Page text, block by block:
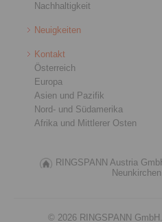
Nachhaltigkeit
Neuigkeiten
Kontakt
Österreich
Europa
Asien und Pazifik
Nord- und Südamerika
Afrika und Mittlerer Osten
RINGSPANN Austria
Neunkirchen |
© 2026 RINGSPANN